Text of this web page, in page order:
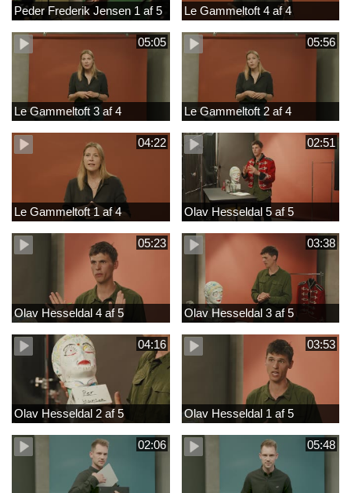
Peder Frederik Jensen 1 af 5 Le Gammeltoft 4 af 4
05:05
Le Gammeltoft 3 af 4
05:56
Le Gammeltoft 2 af 4
04:22
Le Gammeltoft 1 af 4
02:51
Olav Hesseldal 5 af 5
05:23
Olav Hesseldal 4 af 5
03:38
Olav Hesseldal 3 af 5
04:16
Olav Hesseldal 2 af 5
03:53
Olav Hesseldal 1 af 5
02:06 05:48